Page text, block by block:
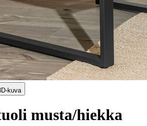
kuva
musta/hiekka